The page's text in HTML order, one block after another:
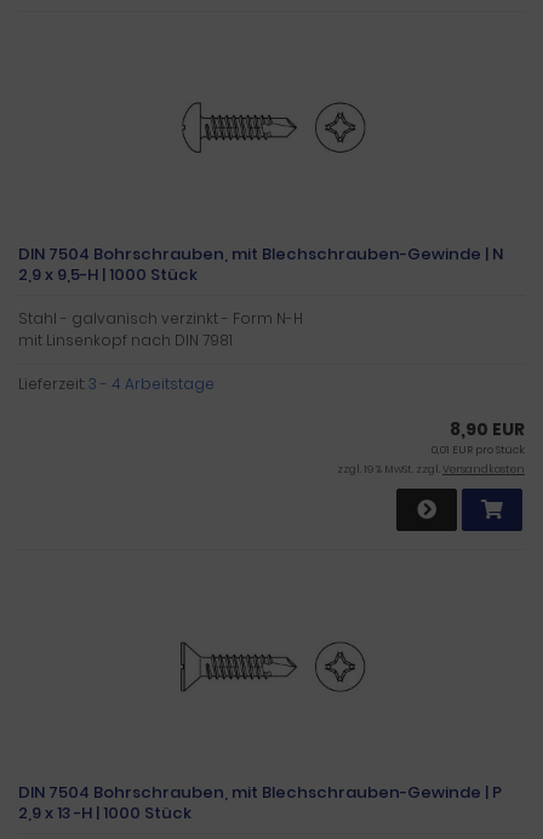
DIN 7504 Bohrschrauben, mit Blechschrauben-Gewinde | N
2,9 x 9,5-H | 1000 Stück
Stahl - galvanisch verzinkt - Form N-H
mit Linsenkopf nach DIN 7981
Lieferzeit:3 - 4 Arbeitstage
8,90 EUR
0,01 EUR pro Stück
zzgl. 19 % MwSt. zzgl.Versandkosten
DIN 7504 Bohrschrauben, mit Blechschrauben-Gewinde | P
2,9 x 13 -H | 1000 Stück